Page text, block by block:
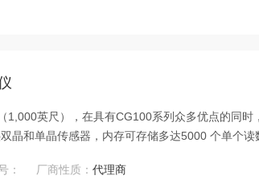
1,000英尺），在具有CG100系列众多优点的同时
晶和单晶传感器，内存可存储多达5000 个单个读
： 厂商性质：代理商